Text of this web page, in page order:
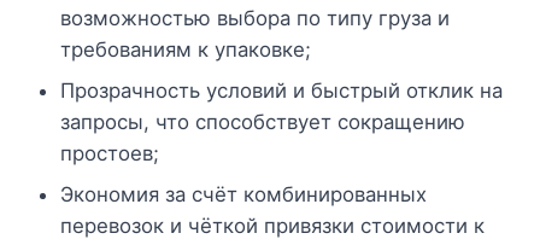
возможностью выбора по типу груза и
требованиям к упаковке;
Прозрачность условий и быстрый отклик на
запросы, что способствует сокращению
простоев;
Экономия за счёт комбинированных
перевозок и чёткой привязки стоимости к